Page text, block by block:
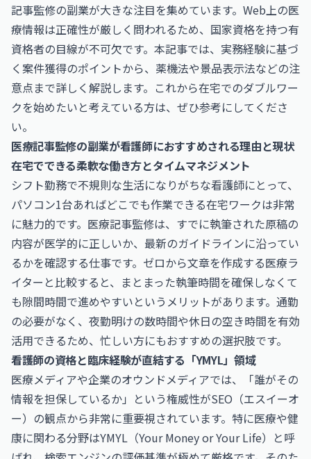
記事監修の副業が大きな注目を集めています。Web上の医
療情報は正確性が厳しく問われるため、国家資格を持つ有
資格者の目線が不可欠です。本記事では、実務経験に基づ
く案件獲得のポイントから、薬機法や景品表示法などの注
意点まで詳しく解説します。これから在宅でのダブルワー
クを始めたいと考えている方は、ぜひ参考にしてくださ
い。
医療記事監修の副業が看護師におすすめされる理由と現状
在宅でできる柔軟な働き方とタイムマネジメント
シフト勤務で不規則な生活になりがちな看護師にとって、
パソコン1台あればどこでも作業できる在宅ワークは非常
に魅力的です。医療記事監修は、すでに執筆された原稿の
内容が医学的に正しいか、最新のガイドラインに沿ってい
るかを確認する仕事です。ゼロから文章を作成する医療ラ
イターと比較すると、まとまった執筆時間を確保しなくて
も隙間時間で進めやすいというメリットがあります。通勤
の必要がなく、夜勤明けの数時間や休日の空き時間を有効
活用できるため、忙しい方にもおすすめの選択肢です。
看護師の資格と臨床経験が直結する「YMYL」領域
医療メディアや企業のオウンドメディアでは、「誰がその
情報を担保しているか」という権威性がSEO（エスイーオ
ー）の観点から非常に重要視されています。特に医療や健
康に関わる分野はYMYL（Your Money or Your Life）と呼